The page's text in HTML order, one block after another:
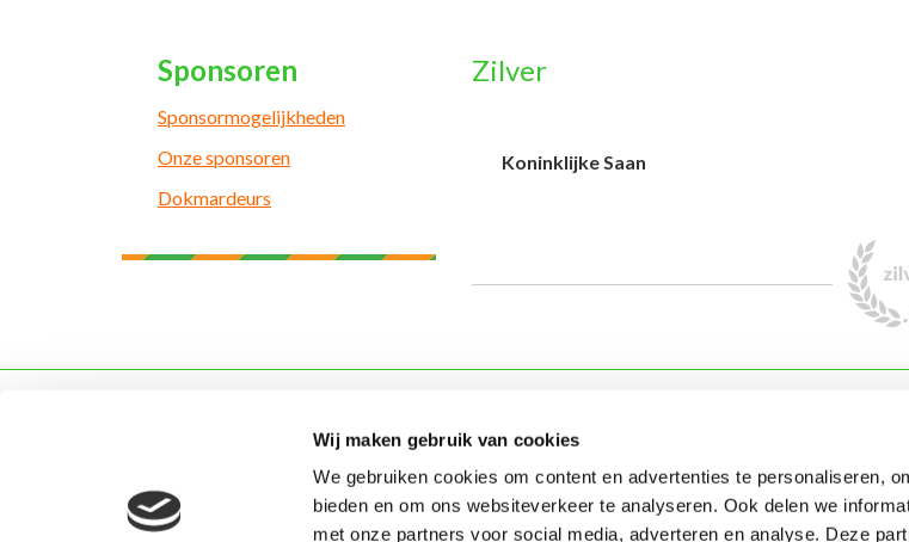
Wij maken gebruik van cookies
We gebruiken cookies om content en advertenties te personaliseren,
bieden en om ons websiteverkeer te analyseren. Ook delen we
met onze partners voor social media, adverteren en analyse. Deze
Sponsoren
Sponsormogelijkheden
Onze sponsoren
Dokmardeurs
Zilver
Koninklijke Saan
D'n Opstoet
Webshop & Kòrtjes
Carnaval in Kruikenstad
Typisch Kruikenstad
Prins en Gevolg
Jeugd & scholen